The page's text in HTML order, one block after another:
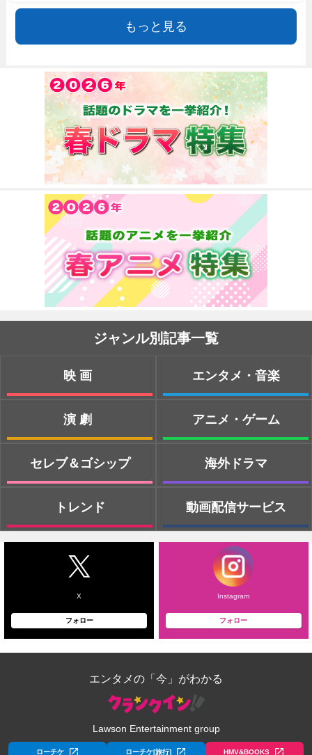
もっと見る
ジャンル別記事一覧
映画
演劇
セレブ＆ゴシップ
トレンド
エンタメ・音楽
アニメ・ゲーム
海外ドラマ
動画配信サービス
X
フォロー
Instagram
フォロー
エンタメの「今」がわかる
Lawson Entertainment group
ローチケ ローチケ[旅行] HMV&BOOKS